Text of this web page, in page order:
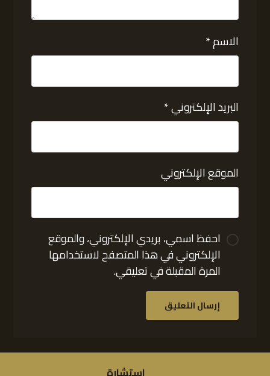
الاسم*
البريد الإلكتروني*
الموقع الإلكتروني
احفظ اسمي، بريدي الإلكتروني، والموقع
الإلكتروني في هذا المتصفح لاستخدامها
المرة المقبلة في تعليقي.
استشارة